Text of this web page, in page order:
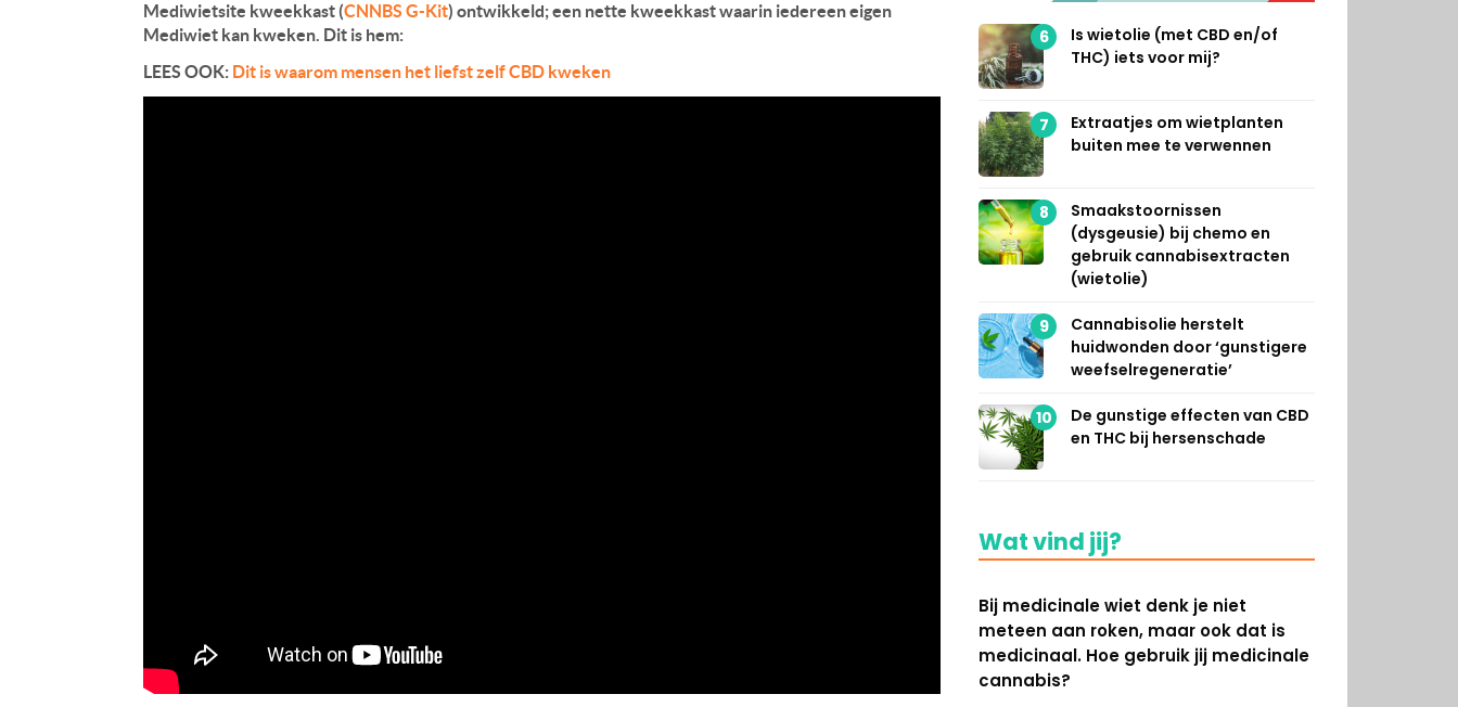
Mediwietsite kweekkast (CNNBS G-Kit) ontwikkeld; een nette kweekkast waarin iedereen eigen
Mediwiet kan kweken. Dit is hem:
LEES OOK: Dit is waarom mensen het liefst zelf CBD kweken
6
Is wietolie (met CBD en/of
THC) iets voor mij?
7
Extraatjes om wietplanten
buiten mee te verwennen
8
Smaakstoornissen
(dysgeusie) bij chemo en
gebruik cannabisextracten
(wietolie)
9
Cannabisolie herstelt
huidwonden door ‘gunstigere
weefselregeneratie’
10
De gunstige effecten van CBD
en THC bij hersenschade
Wat vind jij?
Bij medicinale wiet denk je niet
meteen aan roken, maar ook dat is
medicinaal. Hoe gebruik jij medicinale
cannabis?